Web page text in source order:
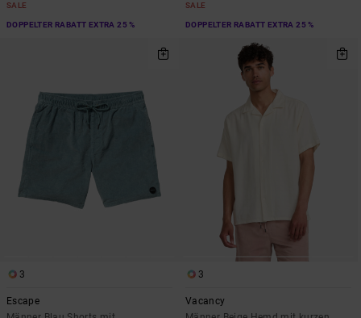
SALE
DOPPELTER RABATT EXTRA 25 %
SALE
DOPPELTER RABATT EXTRA 25 %
3
Escape
3
Vacancy